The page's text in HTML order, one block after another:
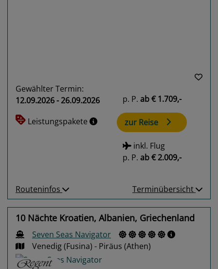
Gewählter Termin:
12.09.2026 - 26.09.2026
Leistungspakete
p. P. ab€ 1.709,-
zur Reise
inkl. Flug
p. P. ab€ 2.009,-
Routeninfos Terminübersicht
10 Nächte Kroatien, Albanien, Griechenland
Seven Seas Navigator
Venedig (Fusina) - Piräus (Athen)